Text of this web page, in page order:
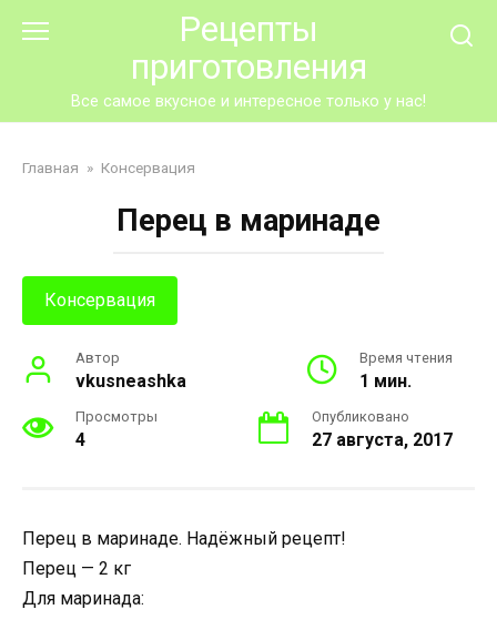
Рецепты
приготовления
Все самое вкусное и интересное только у нас!
Главная » Консервация
Перец в маринаде
Консервация
Автор
vkusneashka
Время чтения
1 мин.
Просмотры
4
Опубликовано
27 августа, 2017
Перец в маринаде. Надёжный рецепт!
Перец — 2 кг
Для маринада: